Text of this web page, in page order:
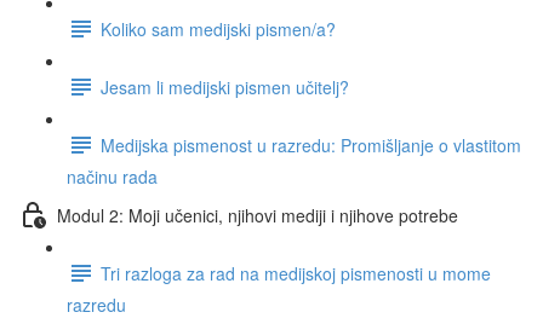
Koliko sam medijski pismen/a?
Jesam li medijski pismen učitelj?
Medijska pismenost u razredu: Promišljanje o vlastitom
načinu rada
Modul 2: Moji učenici, njihovi mediji i njihove potrebe
Tri razloga za rad na medijskoj pismenosti u mome
razredu